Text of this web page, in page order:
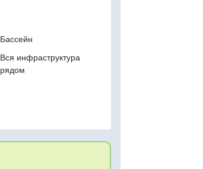
Бассейн
Вся инфраструктура
рядом